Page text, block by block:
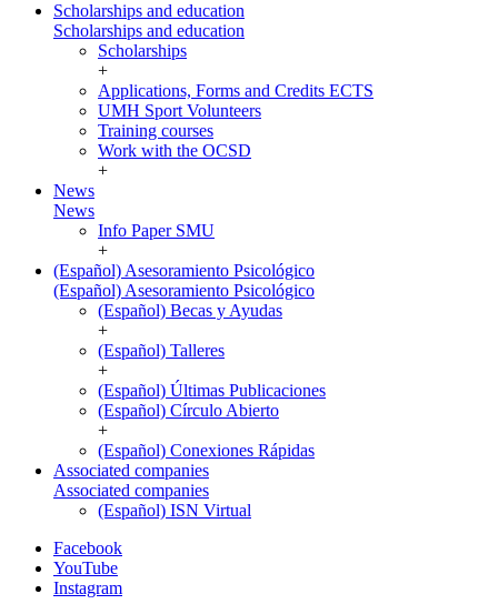
Scholarships and education
Scholarships and education
Scholarships
+
Applications, Forms and Credits ECTS
UMH Sport Volunteers
Training courses
Work with the OCSD
+
News
News
Info Paper SMU
+
(Español) Asesoramiento Psicológico
(Español) Asesoramiento Psicológico
(Español) Becas y Ayudas
+
(Español) Talleres
+
(Español) Últimas Publicaciones
(Español) Círculo Abierto
+
(Español) Conexiones Rápidas
Associated companies
Associated companies
(Español) ISN Virtual
Facebook
YouTube
Instagram